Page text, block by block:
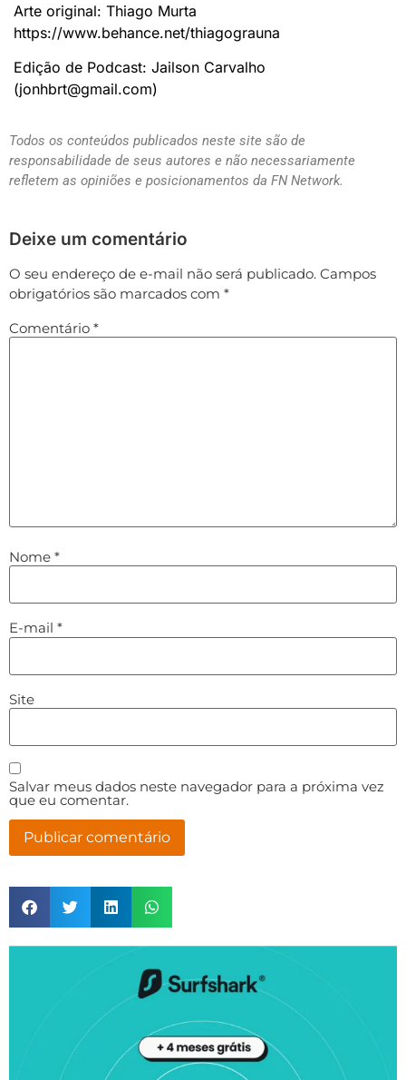
Arte original: Thiago Murta
https://www.behance.net/thiagograuna
Edição de Podcast: Jailson Carvalho
(jonhbrt@gmail.com)
Todos os conteúdos publicados neste site são de
responsabilidade de seus autores e não necessariamente
refletem as opiniões e posicionamentos da FN Network.
Deixe um comentário
O seu endereço de e-mail não será publicado. Campos
obrigatórios são marcados com *
Comentário *
Nome *
E-mail *
Site
Salvar meus dados neste navegador para a próxima vez
que eu comentar.